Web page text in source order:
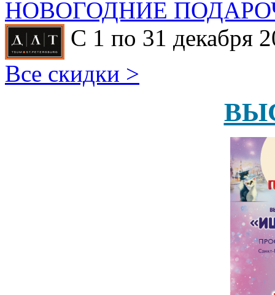
НОВОГОДНИЕ
С 1 по 31 декабря
Все скидки >